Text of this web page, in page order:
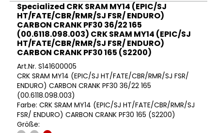
Specialized CRK SRAM MY14 (EPIC/SJ
HT/FATE/CBR/RMR/SJ FSR/ ENDURO)
CARBON CRANK PF30 36/22 165
(00.6118.098.003) CRK SRAM MY14 (EPIC/SJ
HT/FATE/CBR/RMR/SJ FSR/ ENDURO)
CARBON CRANK PF30 165 (S2200)
Art.Nr. S141600005
CRK SRAM MY14 (EPIC/SJ HT/FATE/CBR/RMR/SJ FSR/
ENDURO) CARBON CRANK PF30 36/22 165
(00.6118.098.003)
Farbe: CRK SRAM MY14 (EPIC/SJ HT/FATE/CBR/RMR/SJ
FSR/ ENDURO) CARBON CRANK PF30 165 (S2200)
Größe: